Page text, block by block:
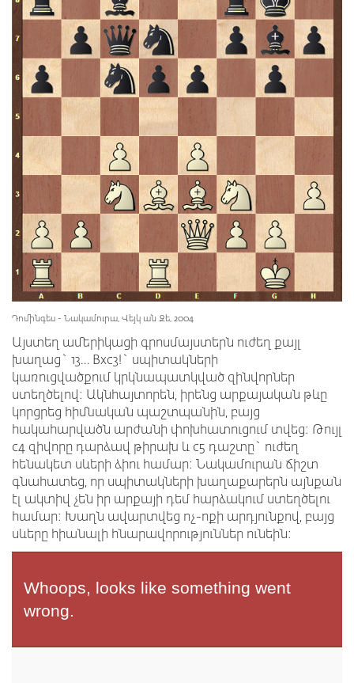
Դոմինգես - Նակամուրա, Վեյկ ան Զե, 2004
Այստեղ ամերիկացի գրոսմայստերն ուժեղ քայլ
խաղաց` 13… Bxc3!` սպիտակների
կառուցվածքում կրկնապատկված զինվորներ
ստեղծելով: Ակնհայտորեն, իրենց արքայական թևը
կորցրեց հիմնական պաշտպանին, բայց
հակահարվածն արժանի փոխհատուցում տվեց: Թույլ
c4 զիվորը դարձավ թիրախ և c5 դաշտը` ուժեղ
հենակետ սևերի ձիու համար: Նակամուրան ճիշտ
գնահատեց, որ սպիտակների խաղաքարերն այնքան
էլ ակտիվ չեն իր արքայի դեմ հարձակում ստեղծելու
համար: Խաղն ավարտվեց ոչ-ոքի արդյունքով, բայց
սևերը հիանալի հնարավորություններ ունեին: